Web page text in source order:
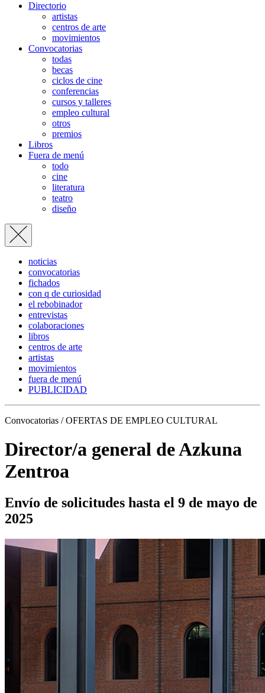
Directorio
artistas
centros de arte
movimientos
Convocatorias
todas
becas
ciclos de cine
conferencias
cursos y talleres
empleo cultural
otros
premios
Libros
Fuera de menú
todo
cine
literatura
teatro
diseño
noticias
convocatorias
fichados
con q de curiosidad
el rebobinador
entrevistas
colaboraciones
libros
centros de arte
artistas
movimientos
fuera de menú
PUBLICIDAD
Convocatorias / OFERTAS DE EMPLEO CULTURAL
Director/a general de Azkuna
Zentroa
Envío de solicitudes hasta el 9 de mayo de
2025